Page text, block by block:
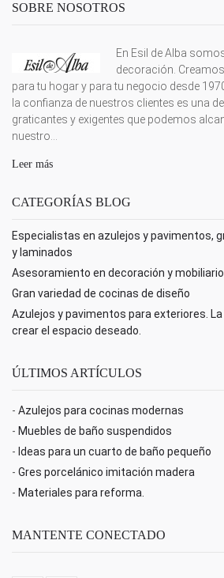
SOBRE NOSOTROS
En Esil de Alba
decoración.
para tu hogar y para tu negocio desde
la confianza de nuestros clientes es una
graticantes y exigentes que podemos
nuestro...
Leer más
CATEGORÍAS BLOG
Especialistas en azulejos y pavimentos,
y laminados
Asesoramiento en decoración y
Gran variedad de cocinas de diseño
Azulejos y pavimentos para exteriores.
crear el espacio deseado.
ÚLTIMOS ARTÍCULOS
- Azulejos para cocinas modernas
- Muebles de baño suspendidos
- Ideas para un cuarto de baño pequeño
- Gres porcelánico imitación madera
- Materiales para reforma.
MANTENTE CONECTADO